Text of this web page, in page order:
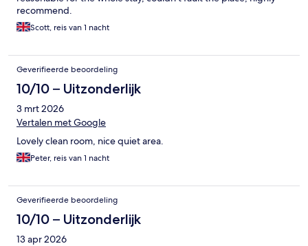
recommend.
Scott, reis van 1 nacht
Geverifieerde beoordeling
10/10 – Uitzonderlijk
3 mrt 2026
Vertalen met Google
Lovely clean room, nice quiet area.
Peter, reis van 1 nacht
Geverifieerde beoordeling
10/10 – Uitzonderlijk
13 apr 2026